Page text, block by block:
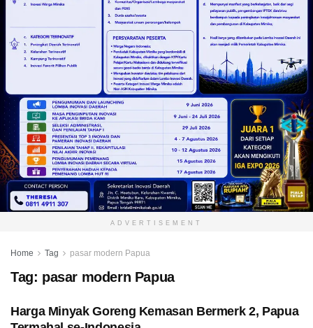
ADVERTISEMENT
Home Tag pasar modern Papua
Tag: pasar modern Papua
Harga Minyak Goreng Kemasan Bermerk 2, Papua